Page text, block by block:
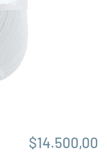
$14.500,00